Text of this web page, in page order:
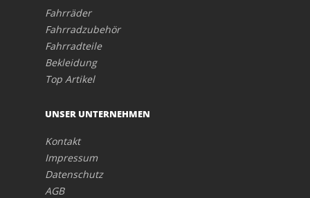
Fahrräder
Fahrradzubehör
Fahrradteile
Bekleidung
Top Artikel
UNSER UNTERNEHMEN
Kontakt
Impressum
Datenschutz
AGB